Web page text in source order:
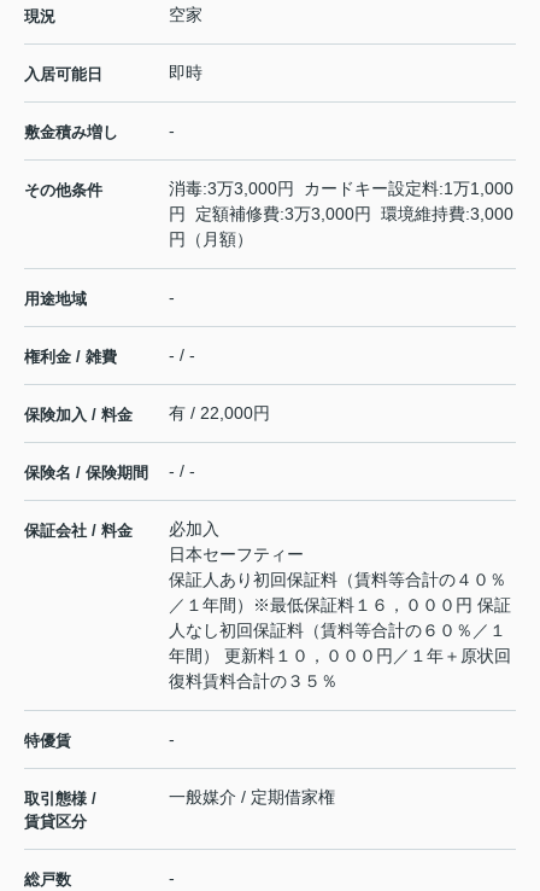
現況 空家
入居可能日 即時
敷金積み増し -
その他条件
消毒:3万3,000円 カードキー設定料:1万1,000
円 定額補修費:3万3,000円 環境維持費:3,000
円（月額）
用途地域 -
権利金 / 雑費 - / -
保険加入 / 料金 有 / 22,000円
保険名 / 保険期間 - / -
保証会社 / 料金
必加入
日本セーフティー
保証人あり初回保証料（賃料等合計の４０％
／１年間）※最低保証料１６，０００円 保証
人なし初回保証料（賃料等合計の６０％／１
年間） 更新料１０，０００円／１年＋原状回
復料賃料合計の３５％
特優賃 -
取引態様 /
賃貸区分
一般媒介 / 定期借家権
総戸数 -